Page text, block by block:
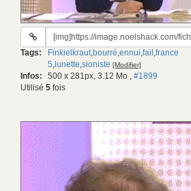
URL
gif:
Tags: Finkielkraut,bourré,ennui,fail ,france
5, lunette,sioniste [Modifier]
Infos: 500 x 281px, 3.12 Mo , #1899
Utilisé 5 fois